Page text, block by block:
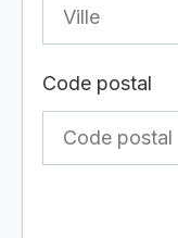
Code postal